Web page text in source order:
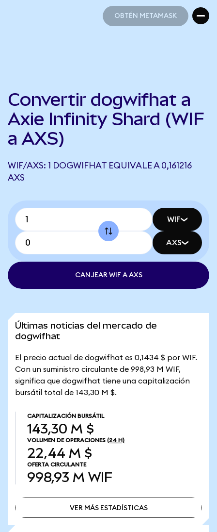
OBTÉN METAMASK
Convertir dogwifhat a
Axie Infinity Shard (WIF
a AXS)
WIF/AXS: 1 DOGWIFHAT EQUIVALE A 0,161216
AXS
WIF
AXS
CANJEAR WIF A AXS
Últimas noticias del mercado de
dogwifhat
El precio actual de dogwifhat es 0,1434 $ por WIF.
Con un suministro circulante de 998,93 M WIF,
significa que dogwifhat tiene una capitalización
bursátil total de 143,30 M $.
CAPITALIZACIÓN BURSÁTIL
143,30 M $
VOLUMEN DE OPERACIONES (24 H)
22,44 M $
OFERTA CIRCULANTE
998,93 M WIF
VER MÁS ESTADÍSTICAS